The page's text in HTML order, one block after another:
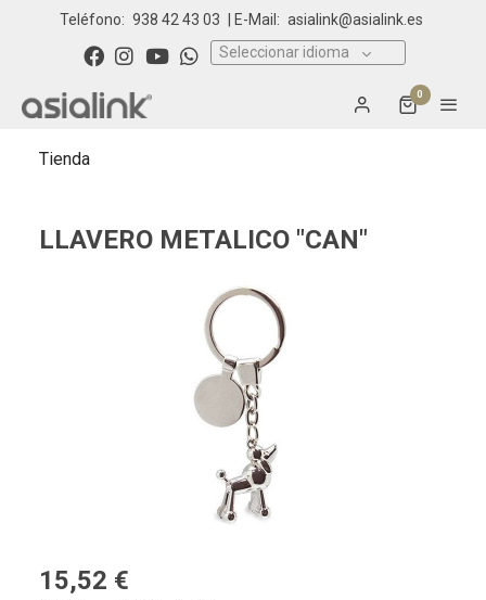
Teléfono: 938 42 43 03 | E-Mail: asialink@asialink.es
Seleccionar idioma
0
Tienda
LLAVERO METALICO "CAN"
15,52 €